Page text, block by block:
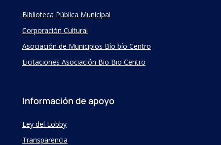
Biblioteca Pública Municipal
Corporación Cultural
Asociación de Municipios Bío bío Centro
Licitaciones Asociación Bio Bio Centro
Información de apoyo
Ley del Lobby
Transparencia